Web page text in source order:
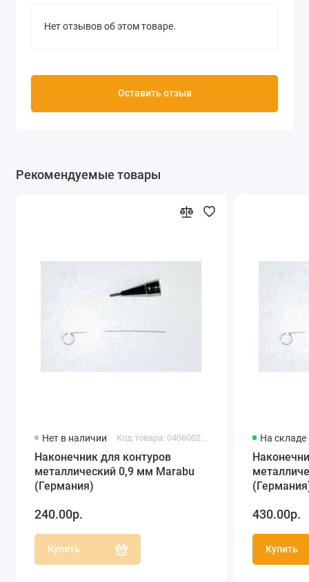
Нет отзывов об этом товаре.
Оставить отзыв
Рекомендуемые товары
Нет в наличии Код товара: 040600209
Наконечник для контуров
металлический 0,9 мм Marabu
(Германия)
240.00р.
Купить
На складе
430.00р.
Купить